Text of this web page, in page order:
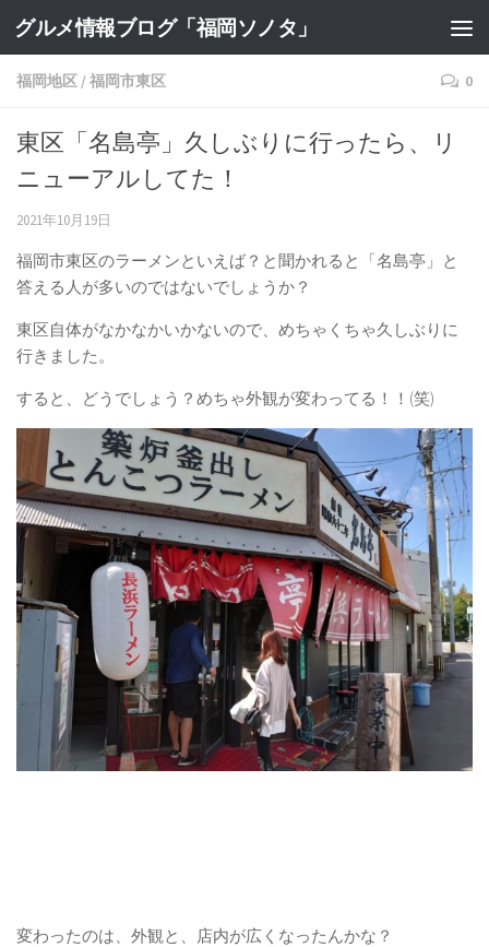
グルメ情報ブログ「福岡ソノタ」
福岡地区 /福岡市東区 0
東区「名島亭」久しぶりに行ったら、リ
ニューアルしてた！
2021年10月19日
福岡市東区のラーメンといえば？と聞かれると「名島亭」と
答える人が多いのではないでしょうか？
東区自体がなかなかいかないので、めちゃくちゃ久しぶりに
行きました。
すると、どうでしょう？めちゃ外観が変わってる！！(笑)
変わったのは、外観と、店内が広くなったんかな？